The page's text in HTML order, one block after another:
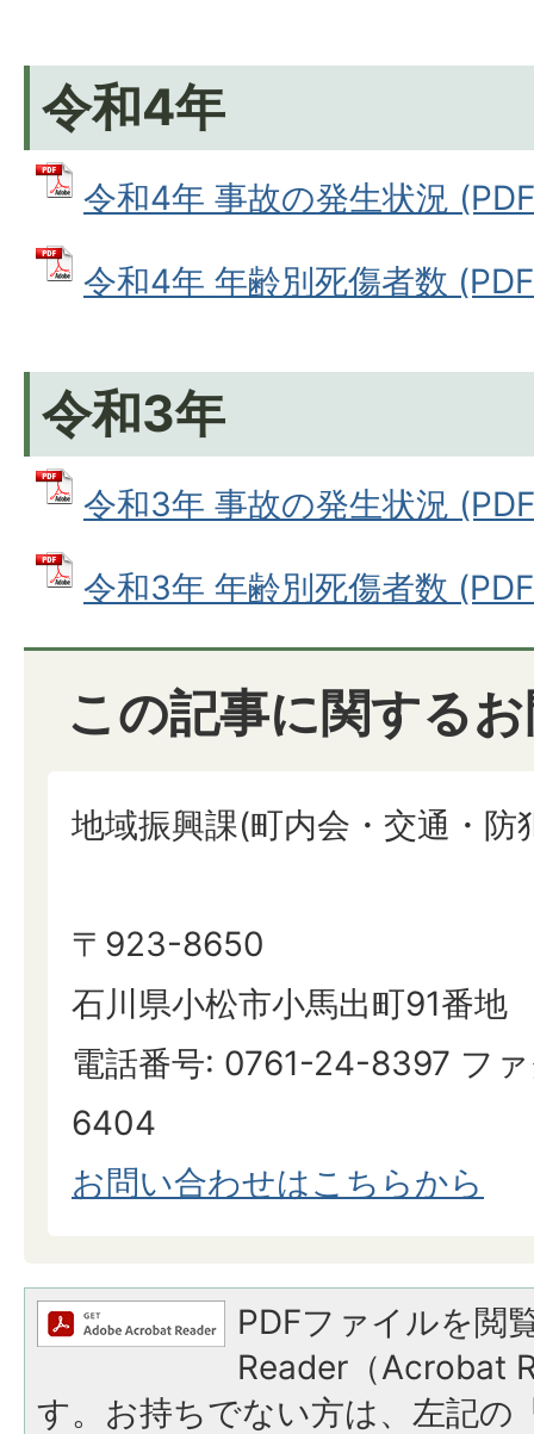
令和4年
令和4年 事故の発生状況
令和4年 年齢別死傷者数
令和3年
令和3年 事故の発生状況
令和3年 年齢別死傷者数
この記事に関する
地域振興課(町内会・交通・防
〒923-8650
石川県小松市小馬出町91番地
電話番号: 0761-24-8397 フ
6404
お問い合わせはこちらから
PDFファイルを閲
Reader（Acrobat
す。お持ちでない方は、左記の